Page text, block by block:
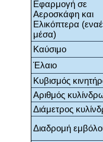
Εφαρμογή σε
Αεροσκάφη και
Ελικόπτερα
μέσα)
Καύσιμο
Έλαιο
Κυβισμός
Αριθμός
Διάμετρος
Διαδρομή